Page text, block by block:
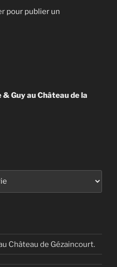
pour publier un
Guy au Château de la
Château de Gézaincourt.